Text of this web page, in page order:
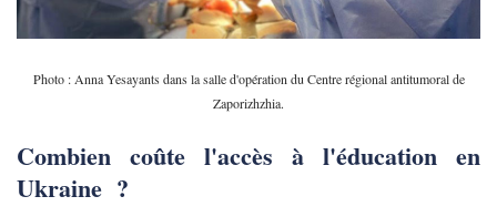
Photo : Anna Yesayants dans la salle d'opération du Centre régional antitumoral de
Zaporizhzhia.
Combien coûte l'accès à l'éducation en
Ukraine ?